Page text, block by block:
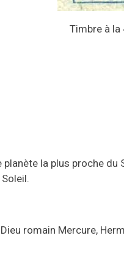
Timbreà la
la plus proche du
romain Mercure,